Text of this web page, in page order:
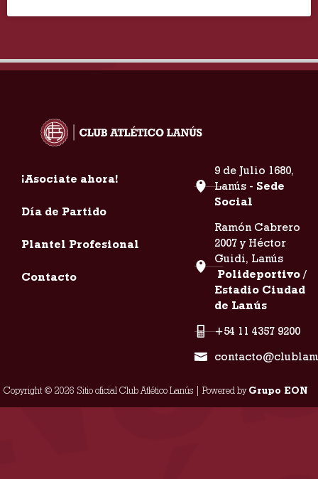
¡Asociate ahora!
Día de Partido
Plantel Profesional
Contacto
9 de Julio 1680,
Lanús - Sede
Social
Ramón Cabrero
2007 y Héctor
Guidi, Lanús
Polideportivo /
Estadio Ciudad
de Lanús
+54 11 4357 9200
Copyright © 2026 Sitio oficial Club Atlético Lanús | Powered byGrupo EON